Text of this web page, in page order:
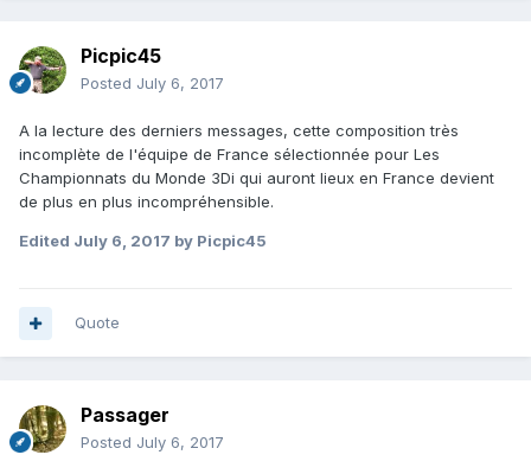
Picpic45
Posted July 6, 2017
A la lecture des derniers messages, cette composition très
incomplète de l'équipe de France sélectionnée pour Les
Championnats du Monde 3Di qui auront lieux en France devient
de plus en plus incompréhensible.
Edited July 6, 2017 by Picpic45
Quote
Passager
Posted July 6, 2017